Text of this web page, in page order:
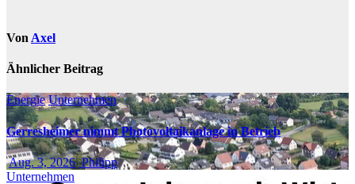
Von Axel
Ähnlicher Beitrag
Energie Unternehmen
Gerresheimer nimmt Photovoltaikanlage in Betrieb
Aug. 3, 2026 Philipp
Unternehmen